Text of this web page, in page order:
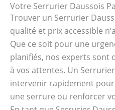
Votre Serrurier Daussois
Trouver un Serrurier
qualité et prix accessible
Que ce soit pour une
planifiés, nos experts sont
à vos attentes. Un
intervenir rapidement
une serrure ou renforcer